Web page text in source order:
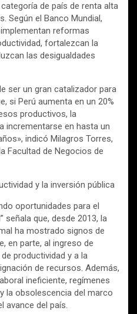
de país de renta alta
Según el Banco Mundial,
reformas
fortalezcan la
las desigualdades
ser un gran catalizador para
si Perú aumenta en un 20%
productivos, la
incrementarse en hasta un
indicó Milagros Torres,
Facultad de Negocios de
y la inversión pública
oportunidades para el
señala que, desde 2013, la
ha mostrado signos de
en parte, al ingreso de
productividad y a la
de recursos. Además,
ineficiente, regímenes
la obsolescencia del marco
avance del país.